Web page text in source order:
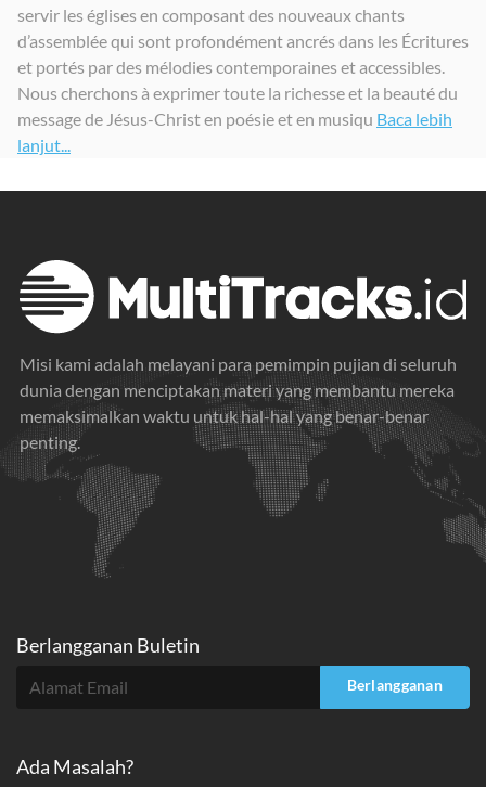
servir les églises en composant des nouveaux chants
d’assemblée qui sont profondément ancrés dans les Écritures
et portés par des mélodies contemporaines et accessibles.
Nous cherchons à exprimer toute la richesse et la beauté du
message de Jésus-Christ en poésie et en musiqu Baca lebih
lanjut...
Misi kami adalah melayani para pemimpin pujian di seluruh
dunia dengan menciptakan materi yang membantu mereka
memaksimalkan waktu untuk hal-hal yang benar-benar
penting.
Berlangganan Buletin
Berlangganan
Ada Masalah?